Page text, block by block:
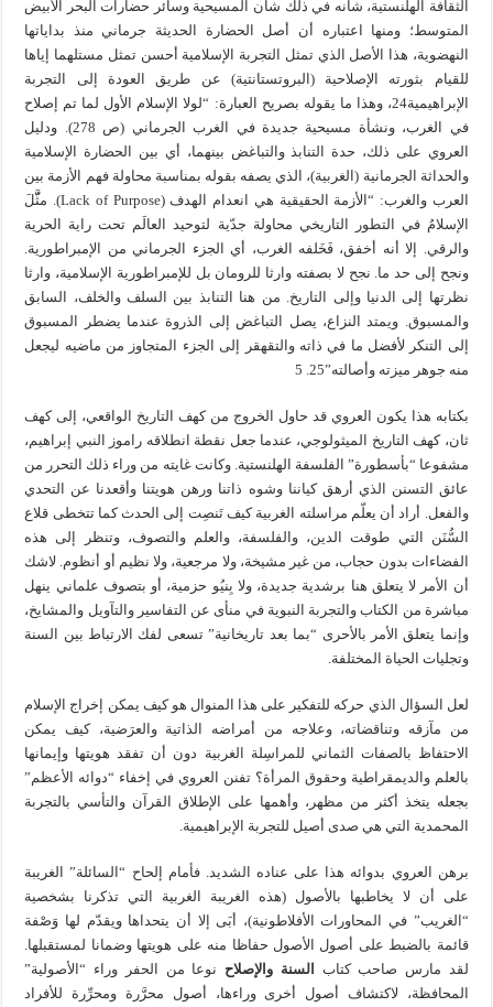
الثقافة الهلنستية، شأنه في ذلك شأن المسيحية وسائر حضارات البحر الأبيض
المتوسط؛ ومنها اعتباره أن أصل الحضارة الحديثة جرماني منذ بداياتها
النهضوية، هذا الأصل الذي تمثل التجربة الإسلامية أحسن تمثل مستلهما إياها
للقيام بثورته الإصلاحية (البروتستانتية) عن طريق العودة إلى التجربة
الإبراهيمية24، وهذا ما يقوله بصريح العبارة: “لولا الإسلام الأول لما تم إصلاح
في الغرب، ونشأة مسيحية جديدة في الغرب الجرماني (ص 278). ودليل
العروي على ذلك، حدة التنابذ والتباغض بينهما، أي بين الحضارة الإسلامية
والحداثة الجرمانية (الغربية)، الذي يصفه بقوله بمناسبة محاولة فهم الأزمة بين
العرب والغرب: “الأزمة الحقيقية هي انعدام الهدف (Lack of Purpose). مثَّّلَ
الإسلامُ في التطور التاريخي محاولة جدّية لتوحيد العالَم تحت راية الحرية
والرقي. إلا أنه أخفق، فَخَلفه الغرب، أي الجزء الجرماني من الإمبراطورية.
ونجح إلى حد ما. نجح لا بصفته وارثا للرومان بل للإمبراطورية الإسلامية، وارثا
نظرتها إلى الدنيا وإلى التاريخ. من هنا التنابذ بين السلف والخلف، السابق
والمسبوق. ويمتد النزاع، يصل التباغض إلى الذروة عندما يضطر المسبوق
إلى التنكر لأفضل ما في ذاته والتقهقر إلى الجزء المتجاوز من ماضيه ليجعل
منه جوهر ميزته وأصالته”25. 5
بكتابه هذا يكون العروي قد حاول الخروج من كهف التاريخ الواقعي، إلى كهف
ثان، كهف التاريخ الميثولوجي، عندما جعل نقطة انطلاقه راموز النبي إبراهيم،
مشفوعا “بأسطورة” الفلسفة الهلنستية. وكانت غايته من وراء ذلك التحرر من
عائق التسنن الذي أرهق كياننا وشوه ذاتنا ورهن هويتنا وأقعدنا عن التحدي
والفعل. أراد أن يعلّم مراسلته الغربية كيف تَنصِت إلى الحدث كما تتخطى قلاع
السُّنَن التي طوقت الدين، والفلسفة، والعلم والتصوف، وتنظر إلى هذه
الفضاءات بدون حجاب، من غير مشيخة، ولا مرجعية، ولا نظيم أو أنظوم. لاشك
أن الأمر لا يتعلق هنا برشدية جديدة، ولا بِنيُو حزمية، أو بتصوف علماني ينهل
مباشرة من الكتاب والتجربة النبوية في منأى عن التفاسير والتآويل والمشايخ،
وإنما يتعلق الأمر بالأحرى “بما بعد تاريخانية” تسعى لفك الارتباط بين السنة
وتجليات الحياة المختلفة.
لعل السؤال الذي حركه للتفكير على هذا المنوال هو كيف يمكن إخراج الإسلام
من مآزقه وتناقضاته، وعلاجه من أمراضه الذاتية والعرَضية، كيف يمكن
الاحتفاظ بالصفات الثماني للمراسِلة الغربية دون أن تفقد هويتها وإيمانها
بالعلم والديمقراطية وحقوق المرأة؟ تفنن العروي في إخفاء “دوائه الأعظم”
بجعله يتخذ أكثر من مظهر، وأهمها على الإطلاق القرآن والتأسي بالتجربة
المحمدية التي هي صدى أصيل للتجربة الإبراهيمية.
برهن العروي بدوائه هذا على عناده الشديد. فأمام إلحاح “السائلة” الغريبة
على أن لا يخاطبها بالأصول (هذه الغريبة الغربية التي تذكرنا بشخصية
“الغريب” في المحاورات الأفلاطونية)، أبَى إلا أن يتحداها ويقدّم لها وَصْفة
قائمة بالضبط على أصول الأصول حفاظا منه على هويتها وضمانا لمستقبلها.
لقد مارس صاحب كتاب
السنة والإصلاح نوعا من الحفر وراء “الأصولية”
المحافظة، لاكتشاف أصول أخرى وراءها، أصول محرَّرة ومحرِّرة للأفراد